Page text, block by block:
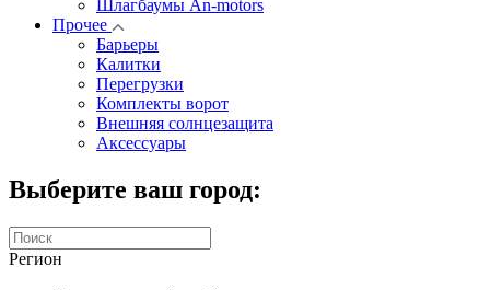
Шлагбаумы An-motors
Прочее
Барьеры
Калитки
Перегрузки
Комплекты ворот
Внешняя солнцезащита
Аксессуары
Выберите ваш город:
Регион